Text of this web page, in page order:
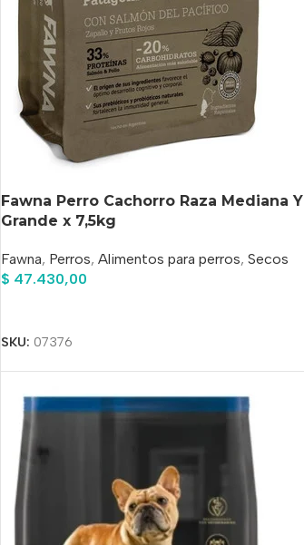
Fawna Perro Cachorro Raza Mediana Y
Grande x 7,5kg
Fawna, Perros, Alimentos para perros, Secos
$ 47.430,00
SKU: 07376